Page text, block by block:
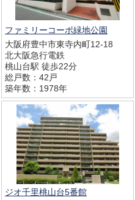
ファミリーコーポ緑地公園
大阪府豊中市東寺内町12-18
北大阪急行電鉄
桃山台駅 徒歩22分
総戸数：42戸
築年数：1978年
ジオ千里桃山台5番館